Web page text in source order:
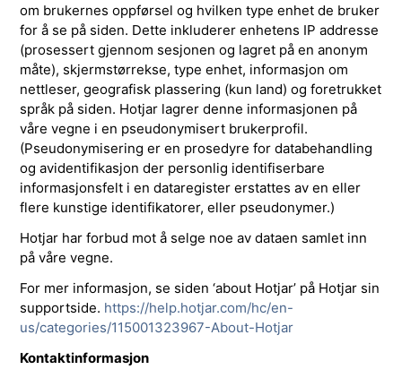
om brukernes oppførsel og hvilken type enhet de bruker
for å se på siden. Dette inkluderer enhetens IP addresse
(prosessert gjennom sesjonen og lagret på en anonym
måte), skjermstørrekse, type enhet, informasjon om
nettleser, geografisk plassering (kun land) og foretrukket
språk på siden. Hotjar lagrer denne informasjonen på
våre vegne i en pseudonymisert brukerprofil.
(Pseudonymisering er en prosedyre for databehandling
og avidentifikasjon der personlig identifiserbare
informasjonsfelt i en dataregister erstattes av en eller
flere kunstige identifikatorer, eller pseudonymer.)
Hotjar har forbud mot å selge noe av dataen samlet inn
på våre vegne.
For mer informasjon, se siden ‘about Hotjar’ på Hotjar sin
supportside. https://help.hotjar.com/hc/en-
us/categories/115001323967-About-Hotjar
Kontaktinformasjon